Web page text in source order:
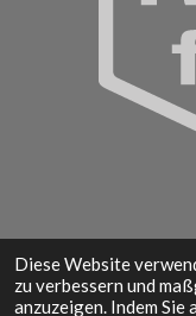
Diese Website
zu verbessern und
anzuzeigen. Indem Sie